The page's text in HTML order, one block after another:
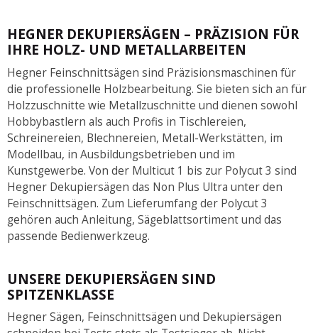
HEGNER DEKUPIERSÄGEN – PRÄZISION FÜR
IHRE HOLZ- UND METALLARBEITEN
Hegner Feinschnittsägen sind Präzisionsmaschinen für
die professionelle Holzbearbeitung. Sie bieten sich an für
Holzzuschnitte wie Metallzuschnitte und dienen sowohl
Hobbybastlern als auch Profis in Tischlereien,
Schreinereien, Blechnereien, Metall-Werkstätten, im
Modellbau, in Ausbildungsbetrieben und im
Kunstgewerbe. Von der Multicut 1 bis zur Polycut 3 sind
Hegner Dekupiersägen das Non Plus Ultra unter den
Feinschnittsägen. Zum Lieferumfang der Polycut 3
gehören auch Anleitung, Sägeblattsortiment und das
passende Bedienwerkzeug.
UNSERE DEKUPIERSÄGEN SIND
SPITZENKLASSE
Hegner Sägen, Feinschnittsägen und Dekupiersägen